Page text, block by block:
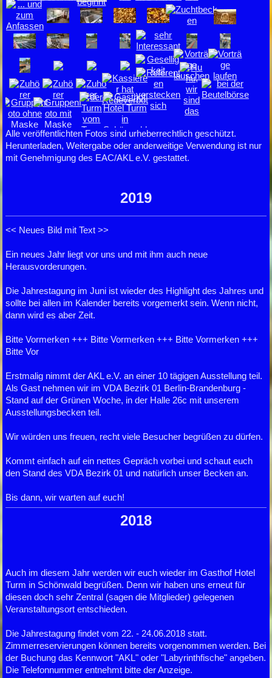
Alle veröffentlichten Fotos sind urheberrechtlich geschützt.
Herunterladen, Weitergabe oder anderweitige Verwendung ist nur
mit Genehmigung des EAC/AKL e.V. gestattet.
2019
<< Neues Bild mit Text >>
Ein neues Jahr liegt vor uns und mit ihm auch neue
Herausvorderungen.
Die Jahrestagung im Juni ist wieder des Highlight des Jahres und
sollte bei allen im Kalender bereits vorgemerkt sein. Wenn nicht,
dann wird es aber Zeit.
Bitte Vormerken +++ Bitte Vormerken +++ Bitte Vormerken +++
Bitte Vor
Erstmalig nimmt der AKL e.V. an einer 10 tägigen Ausstellung teil.
Als Gast nehmen wir im VDA Bezirk 01 Berlin-Brandenburg -
Stand auf der Grünen Woche, in der Halle 26c mit unserem
Ausstellungsbecken teil.
Wir würden uns freuen, recht viele Besucher begrüßen zu dürfen.
Kommt einfach auf ein nettes Gepräch vorbei und schaut euch
den Stand des VDA Bezirk 01 und natürlich unser Becken an.
Bis dann, wir warten auf euch!
2018
Auch im diesem Jahr werden wir euch wieder im Gasthof Hotel
Turm in Schönwald begrüßen. Denn wir haben uns erneut für
diesen doch sehr Zentral (sagen die Mitglieder) gelegenen
Veranstaltungsort entschieden.
Die Jahrestagung findet vom 22. - 24.06.2018 statt.
Zimmerreservierungen können bereits vorgenommen werden. Bei
der Buchung das Kennwort "AKL" oder "Labyrinthfische" angeben.
Die Telefonnummer entnehmt bitte der Anzeige.